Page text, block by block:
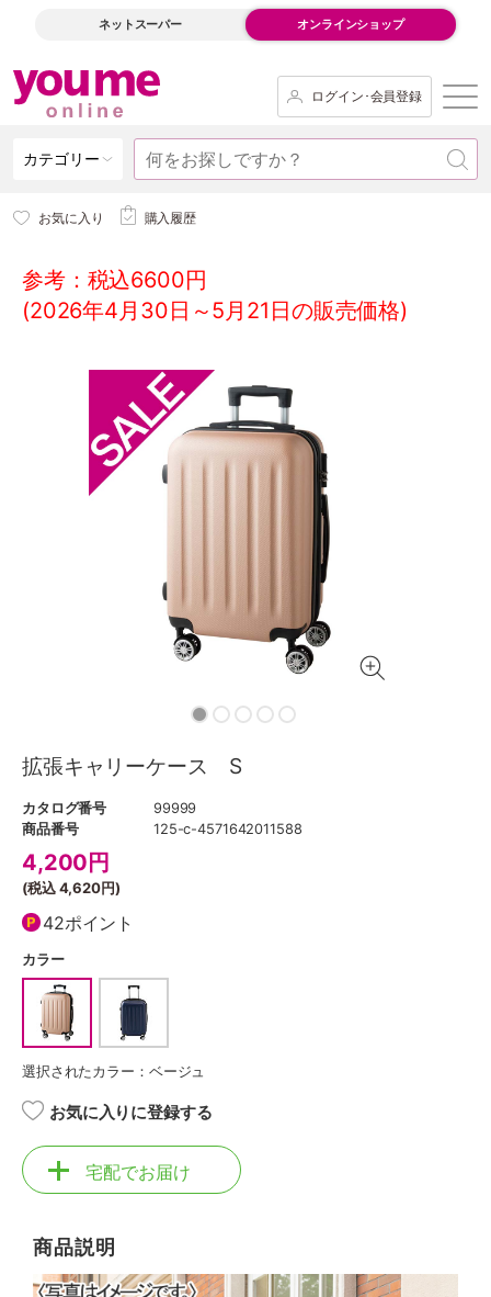
ネットスーパー オンラインショップ
ログイン･会員登録
カテゴリー
お気に入り 購入履歴
参考：税込6600円
(2026年4月30日～5月21日の販売価格)
拡張キャリーケース S
カタログ番号
99999
商品番号
125-c-4571642011588
4,200 円
(税込4,620円)
42ポイント
カラー
選択されたカラー：ベージュ
お気に入りに登録する
宅配でお届け
商品説明